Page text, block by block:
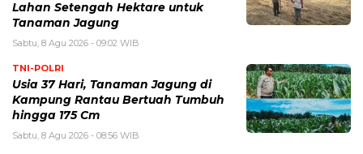
Lahan Setengah Hektare untuk
Tanaman Jagung
Sabtu, 8 Agu 2026 - 09:02 WIB
TNI-POLRI
Usia 37 Hari, Tanaman Jagung di
Kampung Rantau Bertuah Tumbuh
hingga 175 Cm
Sabtu, 8 Agu 2026 - 08:56 WIB